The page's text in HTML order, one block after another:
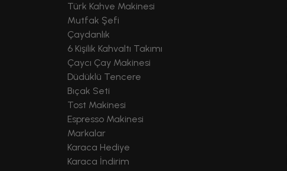
Türk Kahve Makinesi
Mutfak Şefi
Çaydanlık
6 Kişilik Kahvaltı Takımı
Çaycı Çay Makinesi
Düdüklü Tencere
Bıçak Seti
Tost Makinesi
Espresso Makinesi
Markalar
Karaca Hediye
Karaca İndirim